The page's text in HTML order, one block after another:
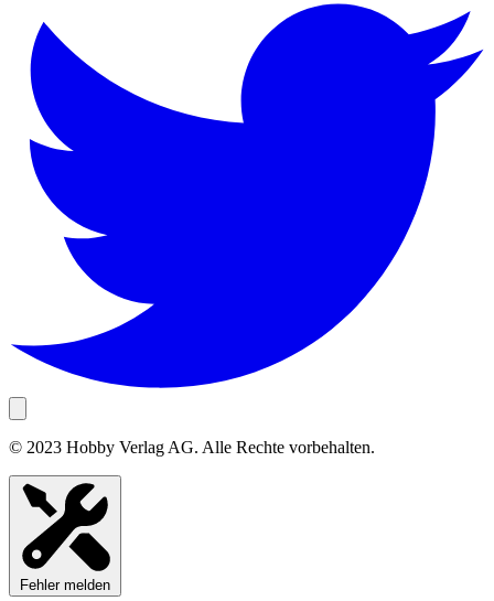
© 2023 Hobby Verlag AG. Alle Rechte vorbehalten.
Fehler melden